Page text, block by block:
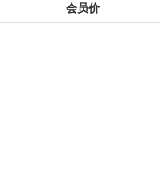
会员价